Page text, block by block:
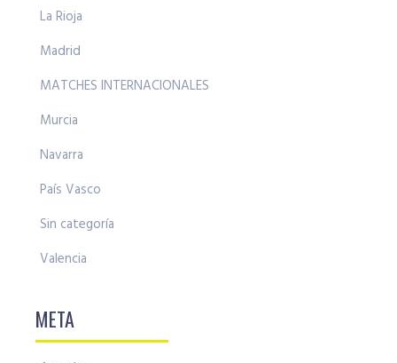
La Rioja
Madrid
MATCHES INTERNACIONALES
Murcia
Navarra
País Vasco
Sin categoría
Valencia
META